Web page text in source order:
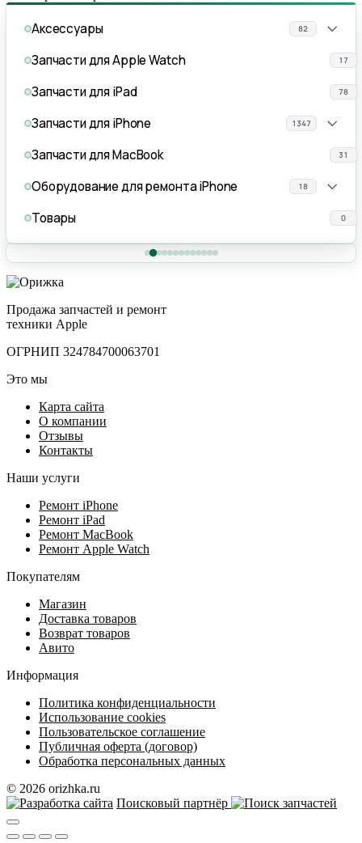
Аксессуары 82
Запчасти для Apple Watch 17
Запчасти для iPad 78
Запчасти для iPhone 1347
Запчасти для MacBook 31
Оборудование для ремонта iPhone 18
Товары 0
Продажа запчастей и ремонт
техники Apple
ОГРНИП 324784700063701
Это мы
Карта сайта
О компании
Отзывы
Контакты
Наши услуги
Ремонт iPhone
Ремонт iPad
Ремонт MacBook
Ремонт Apple Watch
Покупателям
Магазин
Доставка товаров
Возврат товаров
Авито
Информация
Политика конфиденциальности
Использование cookies
Пользовательское соглашение
Публичная оферта (договор)
Обработка персональных данных
© 2026 orizhka.ru
Поисковый партнёр